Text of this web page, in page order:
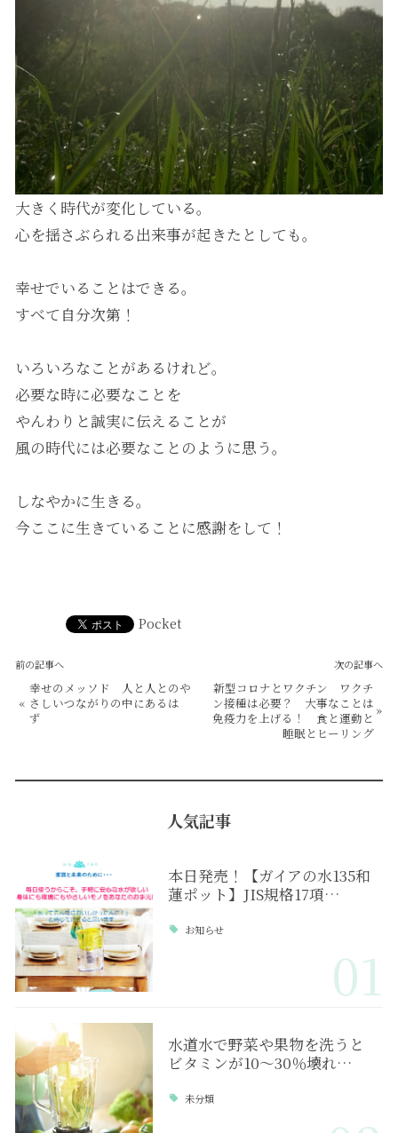
大きく時代が変化している。
心を揺さぶられる出来事が起きたとしても。
幸せでいることはできる。
すべて自分次第！
いろいろなことがあるけれど。
必要な時に必要なことを
やんわりと誠実に伝えることが
風の時代には必要なことのように思う。
しなやかに生きる。
今ここに生きていることに感謝をして！
Pocket
前の記事へ
«
幸せのメッソド 人と人とのや
さしいつながりの中にあるは
ず
次の記事へ
新型コロナとワクチン ワクチ
ン接種は必要？ 大事なことは
免疫力を上げる！ 食と運動と
睡眠とヒーリング
»
人気記事
本日発売！【ガイアの水135和
蓮ポット】JIS規格17項…
お知らせ
01
水道水で野菜や果物を洗うと
ビタミンが10～30％壊れ…
未分類